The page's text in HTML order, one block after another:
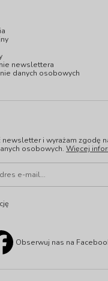
newslettera
danych osobowych
newsletter i wyrażam zgodę
osobowych. Więcej
Obserwuj nas na